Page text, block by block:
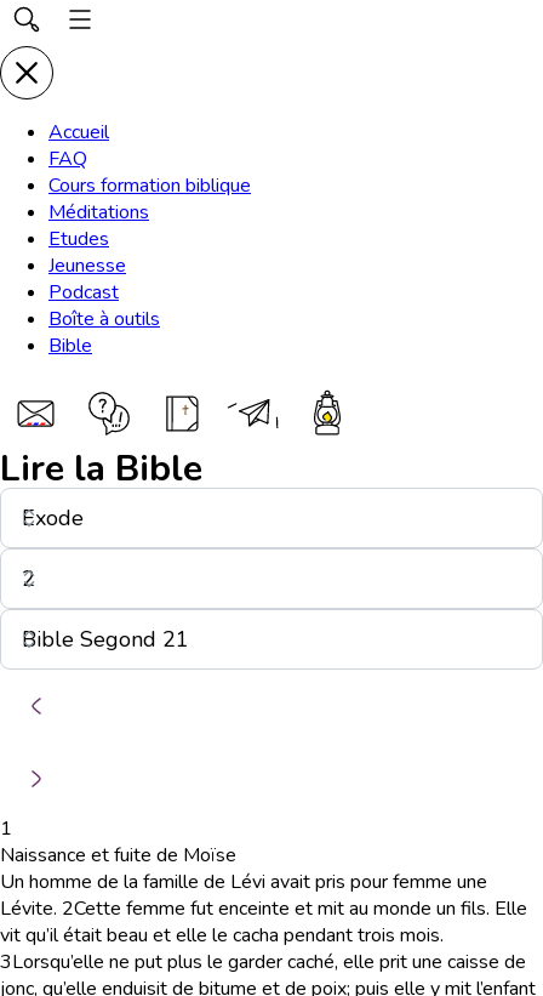
Accueil
FAQ
Cours formation biblique
Méditations
Etudes
Jeunesse
Podcast
Boîte à outils
Bible
Lire la Bible
1
Naissance et fuite de Moïse
Un homme de la famille de Lévi avait pris pour femme une
Lévite. 2Cette femme fut enceinte et mit au monde un fils. Elle
vit qu’il était beau et elle le cacha pendant trois mois.
3Lorsqu’elle ne put plus le garder caché, elle prit une caisse de
jonc, qu’elle enduisit de bitume et de poix; puis elle y mit l’enfant